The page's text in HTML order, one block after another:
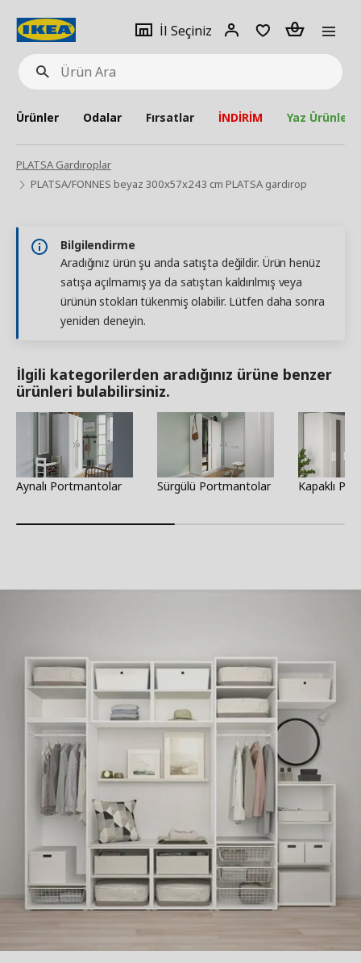
Ürün
Ara
İl Seçiniz
Giriş
Adet
Ürünler Odalar Fırsatlar İNDİRİM Yaz Ürünleri
PLATSA Gardıroplar
PLATSA/FONNES beyaz 300x57x243 cm PLATSA gardırop
Bilgilendirme
Aradığınız ürün şu anda satışta değildir. Ürün henüz
satışa açılmamış ya da satıştan kaldırılmış veya
ürünün stokları tükenmiş olabilir. Lütfen daha sonra
yeniden deneyin.
İlgili kategorilerden aradığınız ürüne benzer
ürünleri bulabilirsiniz.
Aynalı Portmantolar Sürgülü Portmantolar Kapaklı